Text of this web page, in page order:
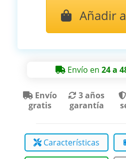
Añadir
Envío en24 a
Envío
gratis
3 años
garantía
Características